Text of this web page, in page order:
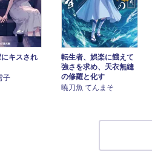
キスされ
子
転生者、娯楽に餓えて
強さを求め、天衣無縫
の修羅と化す
暁刀魚 てんまそ